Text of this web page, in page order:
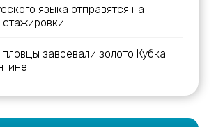
языка отправятся на
завоевали золото Кубка